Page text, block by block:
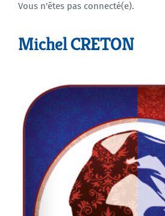
Agenda
Vous n'êtes pas connecté(e).
Michel CRETON